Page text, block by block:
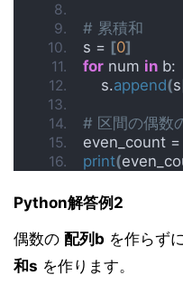
# 累積和
s = [0]
for num in b:
    s.
append(s
# 区間の偶数
even_count =
print(
Python解答例2
偶数の 配列b を作らずに
和s を作ります。